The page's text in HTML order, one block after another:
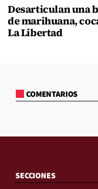
Desarticulan una
de marihuana,
La Libertad
COMENTARIOS
SECCIONES